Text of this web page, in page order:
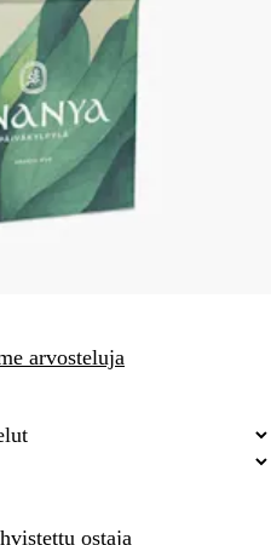
arvosteluja
ostaja